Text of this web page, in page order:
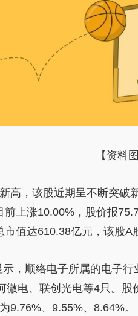
【资料图
高，该股近期呈不断突破
前上涨10.00%，股价报
值达610.38亿元，该股A
示，顺络电子所属的电子
微电、联创光电等4只。
9.76%、9.55%、8.64%。